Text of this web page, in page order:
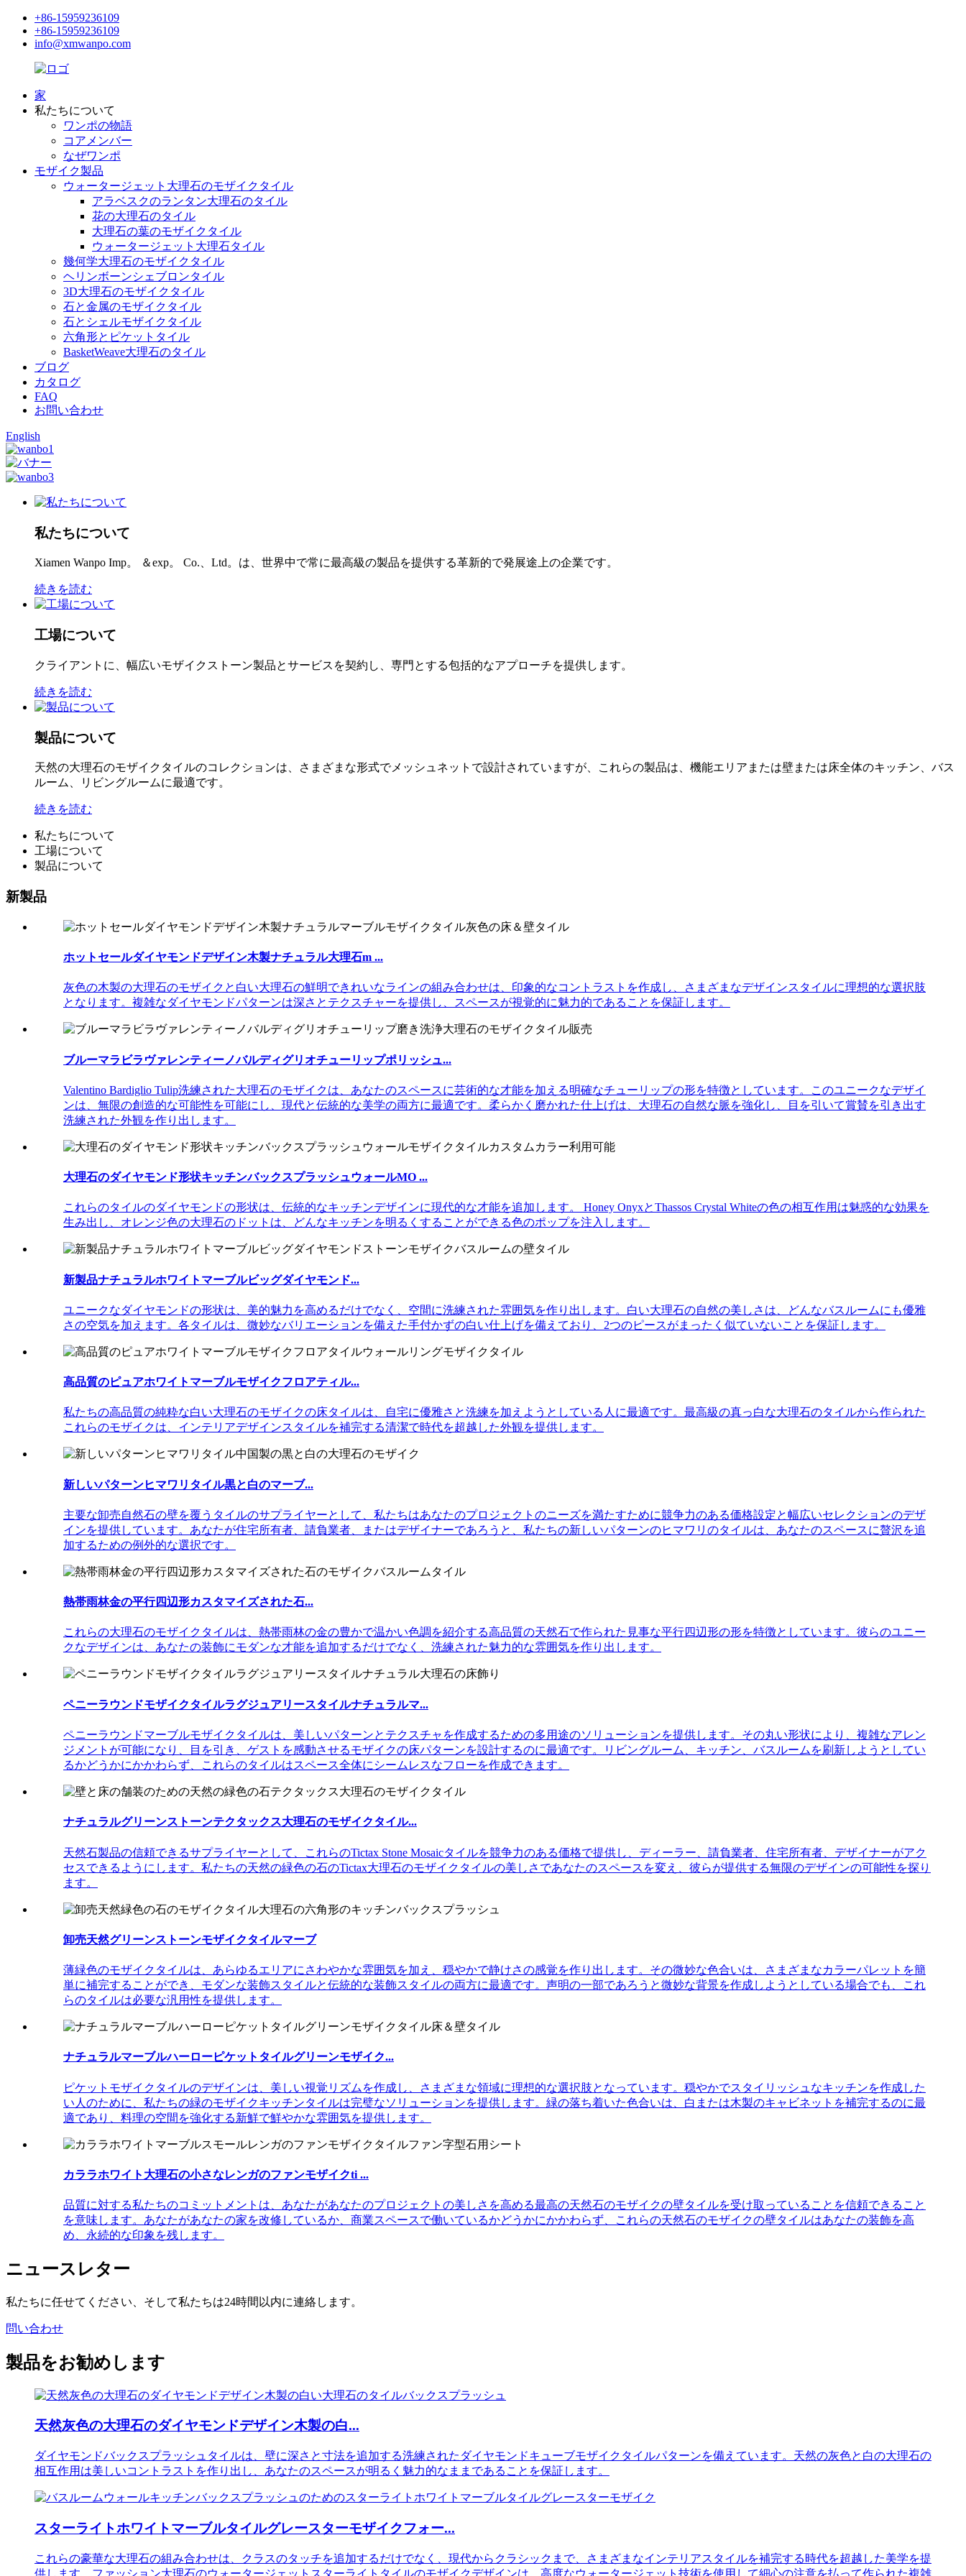
+86-15959236109
+86-15959236109
info@xmwanpo.com
家
私たちについて
ワンポの物語
コアメンバー
なぜワンポ
モザイク製品
ウォータージェット大理石のモザイクタイル
アラベスクのランタン大理石のタイル
花の大理石のタイル
大理石の葉のモザイクタイル
ウォータージェット大理石タイル
幾何学大理石のモザイクタイル
ヘリンボーンシェブロンタイル
3D大理石のモザイクタイル
石と金属のモザイクタイル
石とシェルモザイクタイル
六角形とピケットタイル
BasketWeave大理石のタイル
ブログ
カタログ
FAQ
お問い合わせ
English
私たちについて
Xiamen Wanpo Imp。 ＆exp。 Co.、Ltd。は、世界中で常に最高級の製品を提供する革新的で発展途上の企業です。
続きを読む
工場について
クライアントに、幅広いモザイクストーン製品とサービスを契約し、専門とする包括的なアプローチを提供します。
続きを読む
製品について
天然の大理石のモザイクタイルのコレクションは、さまざまな形式でメッシュネットで設計されていますが、これらの製品は、機能エリアまたは壁または床全体のキッチン、バス
ルーム、リビングルームに最適です。
続きを読む
私たちについて
工場について
製品について
新製品
ホットセールダイヤモンドデザイン木製ナチュラル大理石m ...
灰色の木製の大理石のモザイクと白い大理石の鮮明できれいなラインの組み合わせは、印象的なコントラストを作成し、さまざまなデザインスタイルに理想的な選択肢
となります。複雑なダイヤモンドパターンは深さとテクスチャーを提供し、スペースが視覚的に魅力的であることを保証します。
ブルーマラビラヴァレンティーノバルディグリオチューリップポリッシュ...
Valentino Bardiglio Tulip洗練された大理石のモザイクは、あなたのスペースに芸術的な才能を加える明確なチューリップの形を特徴としています。このユニークなデザイ
ンは、無限の創造的な可能性を可能にし、現代と伝統的な美学の両方に最適です。柔らかく磨かれた仕上げは、大理石の自然な脈を強化し、目を引いて賞賛を引き出す
洗練された外観を作り出します。
大理石のダイヤモンド形状キッチンバックスプラッシュウォールMO ...
これらのタイルのダイヤモンドの形状は、伝統的なキッチンデザインに現代的な才能を追加します。 Honey OnyxとThassos Crystal Whiteの色の相互作用は魅惑的な効果を
生み出し、オレンジ色の大理石のドットは、どんなキッチンを明るくすることができる色のポップを注入します。
新製品ナチュラルホワイトマーブルビッグダイヤモンド...
ユニークなダイヤモンドの形状は、美的魅力を高めるだけでなく、空間に洗練された雰囲気を作り出します。白い大理石の自然の美しさは、どんなバスルームにも優雅
さの空気を加えます。各タイルは、微妙なバリエーションを備えた手付かずの白い仕上げを備えており、2つのピースがまったく似ていないことを保証します。
高品質のピュアホワイトマーブルモザイクフロアティル...
私たちの高品質の純粋な白い大理石のモザイクの床タイルは、自宅に優雅さと洗練を加えようとしている人に最適です。最高級の真っ白な大理石のタイルから作られた
これらのモザイクは、インテリアデザインスタイルを補完する清潔で時代を超越した外観を提供します。
新しいパターンヒマワリタイル黒と白のマーブ...
主要な卸売自然石の壁を覆うタイルのサプライヤーとして、私たちはあなたのプロジェクトのニーズを満たすために競争力のある価格設定と幅広いセレクションのデザ
インを提供しています。あなたが住宅所有者、請負業者、またはデザイナーであろうと、私たちの新しいパターンのヒマワリのタイルは、あなたのスペースに贅沢を追
加するための例外的な選択です。
熱帯雨林金の平行四辺形カスタマイズされた石...
これらの大理石のモザイクタイルは、熱帯雨林の金の豊かで温かい色調を紹介する高品質の天然石で作られた見事な平行四辺形の形を特徴としています。彼らのユニー
クなデザインは、あなたの装飾にモダンな才能を追加するだけでなく、洗練された魅力的な雰囲気を作り出します。
ペニーラウンドモザイクタイルラグジュアリースタイルナチュラルマ...
ペニーラウンドマーブルモザイクタイルは、美しいパターンとテクスチャを作成するための多用途のソリューションを提供します。その丸い形状により、複雑なアレン
ジメントが可能になり、目を引き、ゲストを感動させるモザイクの床パターンを設計するのに最適です。リビングルーム、キッチン、バスルームを刷新しようとしてい
るかどうかにかかわらず、これらのタイルはスペース全体にシームレスなフローを作成できます。
ナチュラルグリーンストーンテクタックス大理石のモザイクタイル...
天然石製品の信頼できるサプライヤーとして、これらのTictax Stone Mosaicタイルを競争力のある価格で提供し、ディーラー、請負業者、住宅所有者、デザイナーがアク
セスできるようにします。私たちの天然の緑色の石のTictax大理石のモザイクタイルの美しさであなたのスペースを変え、彼らが提供する無限のデザインの可能性を探り
ます。
卸売天然グリーンストーンモザイクタイルマーブ
薄緑色のモザイクタイルは、あらゆるエリアにさわやかな雰囲気を加え、穏やかで静けさの感覚を作り出します。その微妙な色合いは、さまざまなカラーパレットを簡
単に補完することができ、モダンな装飾スタイルと伝統的な装飾スタイルの両方に最適です。声明の一部であろうと微妙な背景を作成しようとしている場合でも、これ
らのタイルは必要な汎用性を提供します。
ナチュラルマーブルハーローピケットタイルグリーンモザイク...
ピケットモザイクタイルのデザインは、美しい視覚リズムを作成し、さまざまな領域に理想的な選択肢となっています。穏やかでスタイリッシュなキッチンを作成した
い人のために、私たちの緑のモザイクキッチンタイルは完璧なソリューションを提供します。緑の落ち着いた色合いは、白または木製のキャビネットを補完するのに最
適であり、料理の空間を強化する新鮮で鮮やかな雰囲気を提供します。
カララホワイト大理石の小さなレンガのファンモザイクti ...
品質に対する私たちのコミットメントは、あなたがあなたのプロジェクトの美しさを高める最高の天然石のモザイクの壁タイルを受け取っていることを信頼できること
を意味します。あなたがあなたの家を改修しているか、商業スペースで働いているかどうかにかかわらず、これらの天然石のモザイクの壁タイルはあなたの装飾を高
め、永続的な印象を残します。
ニュースレター
私たちに任せてください、そして私たちは24時間以内に連絡します。
問い合わせ
製品をお勧めします
天然灰色の大理石のダイヤモンドデザイン木製の白...
ダイヤモンドバックスプラッシュタイルは、壁に深さと寸法を追加する洗練されたダイヤモンドキューブモザイクタイルパターンを備えています。天然の灰色と白の大理石の
相互作用は美しいコントラストを作り出し、あなたのスペースが明るく魅力的なままであることを保証します。
スターライトホワイトマーブルタイルグレースターモザイクフォー...
これらの豪華な大理石の組み合わせは、クラスのタッチを追加するだけでなく、現代からクラシックまで、さまざまなインテリアスタイルを補完する時代を超越した美学を提
供します。ファッション大理石のウォータージェットスターライトタイルのモザイクデザインは、高度なウォータージェット技術を使用して細心の注意を払って作られた複雑